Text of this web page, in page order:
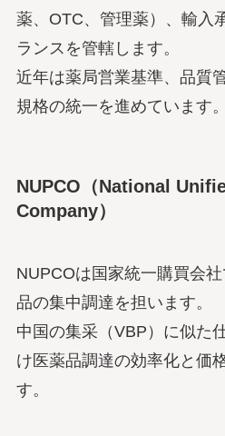
薬、OTC、管理薬）、輸入
ランスを管轄します。
近年は薬局営業基準、品質
規格の統一を進めています。
NUPCO（National
Company）
NUPCOは国家統一購買会
品の集中調達を担います。
中国の集采（VBP）に似た
け医薬品調達の効率化と価
す。